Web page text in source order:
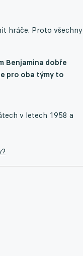
hráče. Proto všechny
Benjamina dobře
pro oba týmy to
v letech 1958 a